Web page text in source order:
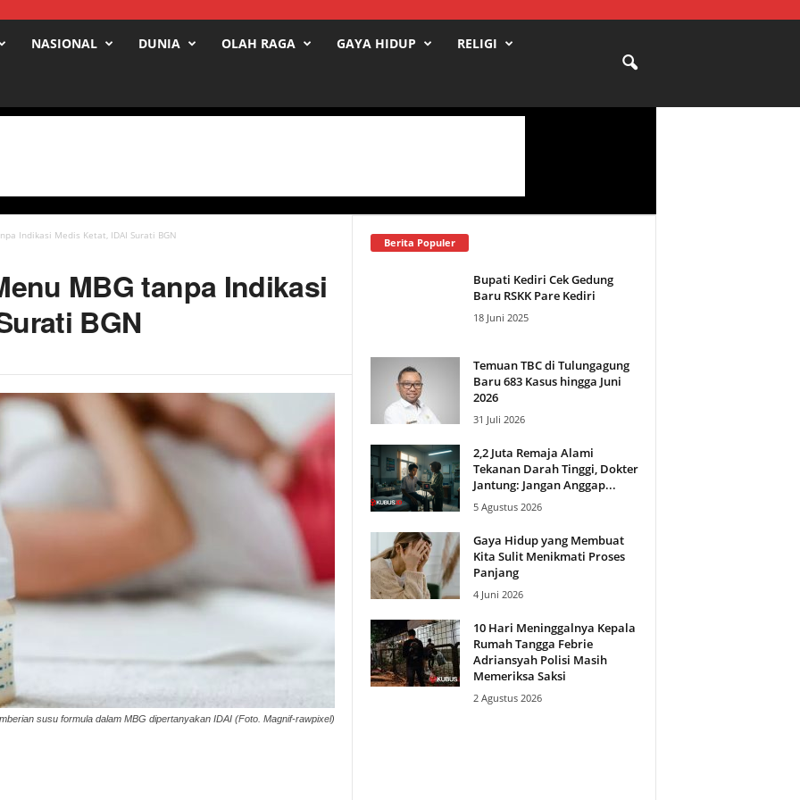
NASIONAL DUNIA OLAH RAGA GAYA HIDUP RELIGI
Indikasi Medis Ketat, IDAI Surati BGN
MBG tanpa Indikasi
BGN
susu formula dalam MBG dipertanyakan IDAI (Foto. Magnif-rawpixel)
Berita Populer
Bupati Kediri Cek Gedung
Baru RSKK Pare Kediri
18 Juni 2025
Temuan TBC di Tulungagung
Baru 683 Kasus hingga Juni
2026
31 Juli 2026
2,2 Juta Remaja Alami
Tekanan Darah Tinggi, Dokter
Jantung: Jangan Anggap...
5 Agustus 2026
Gaya Hidup yang Membuat
Kita Sulit Menikmati Proses
Panjang
4 Juni 2026
10 Hari Meninggalnya Kepala
Rumah Tangga Febrie
Adriansyah Polisi Masih
Memeriksa Saksi
2 Agustus 2026